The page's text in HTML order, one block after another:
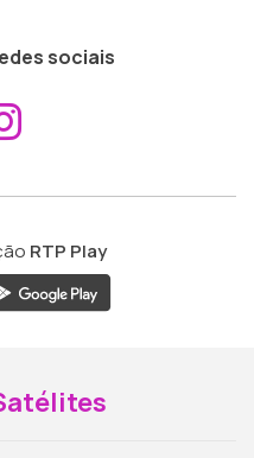
sociais
ao
RTP Play